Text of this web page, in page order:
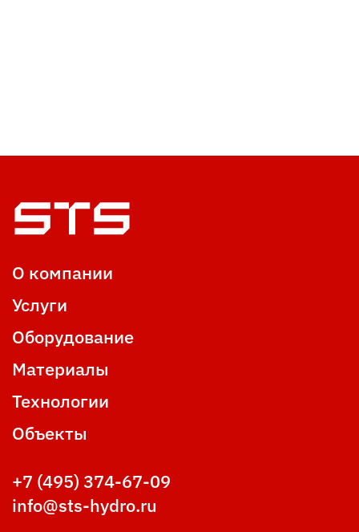
О компании
Услуги
Оборудование
Материалы
Технологии
Объекты
+7 (495) 374-67-09
info@sts-hydro.ru